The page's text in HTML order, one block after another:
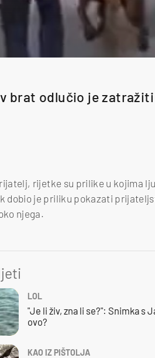
brat odlučio je
rijetke su prilike u kojima
dobio je priliku pokazati
njega.
LOL
"Je li živ, zna li se?": Snimka s
ovo?
KAO IZ PIŠTOLJA